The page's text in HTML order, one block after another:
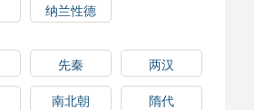
纳兰性德
先秦
两汉
南北朝
隋代